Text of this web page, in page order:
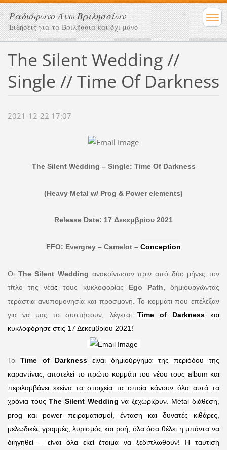
Ραδιόφωνο Άνω Βριλησσίων
Ειδήσεις για τα Βριλήσσια και όχι μόνο
The Silent Wedding //
Single // Time Of Darkness
2021-12-22 17:07
The Silent Wedding – Single: Time Of Darkness
(Heavy Metal w/ Prog & Power elements)
Release Date: 17 Δεκεμβρίου 2021
FFO: Evergrey – Camelot – Conception
Οι The Silent Wedding ανακοίνωσαν πριν από δύο μήνες τον
τίτλο της νέας τους κυκλοφορίας Ego Path,δημιουργώντας
τεράστια ανυπομονησία και προσμονή. Το κομμάτι που επέλεξαν
για να μας το συστήσουν, λέγεται Time of Darkness
και
κυκλοφόρησε στις 17 Δεκεμβρίου 2021!
ΤοTime of Darkness
είναι δημιούργημα της περιόδου της
καραντίνας, αποτελεί το πρώτο κομμάτι του νέου τους album και
περιλαμβάνει εκείνα τα στοιχεία τα οποία κάνουν όλα αυτά τα
χρόνια τουςThe Silent Wedding να ξεχωρίζουν. Metal διάθεση,
prog και power πειραματισμοί, ένταση και δυνατές κιθάρες,
μελωδικές γραμμές, λυρισμός και ροή, όλα όσα θέλει η μπάντα να
διηγηθεί – είναι όλα εκεί έτοιμα να ξεδιπλωθούν! Η ταύτιση